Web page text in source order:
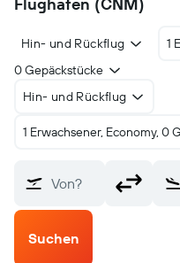
Hin- und Rückflug 1
0 Gepäckstücke
Hin- und Rückflug
1 Erwachsener, Economy, 0
Von?
Suchen